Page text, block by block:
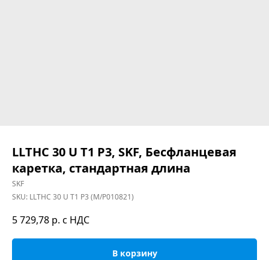
LLTHC 30 U T1 P3, SKF, Бесфланцевая
каретка, стандартная длина
SKF
SKU: LLTHC 30 U T1 P3 (M/P010821)
5 729,78 р. с НДС
В корзину